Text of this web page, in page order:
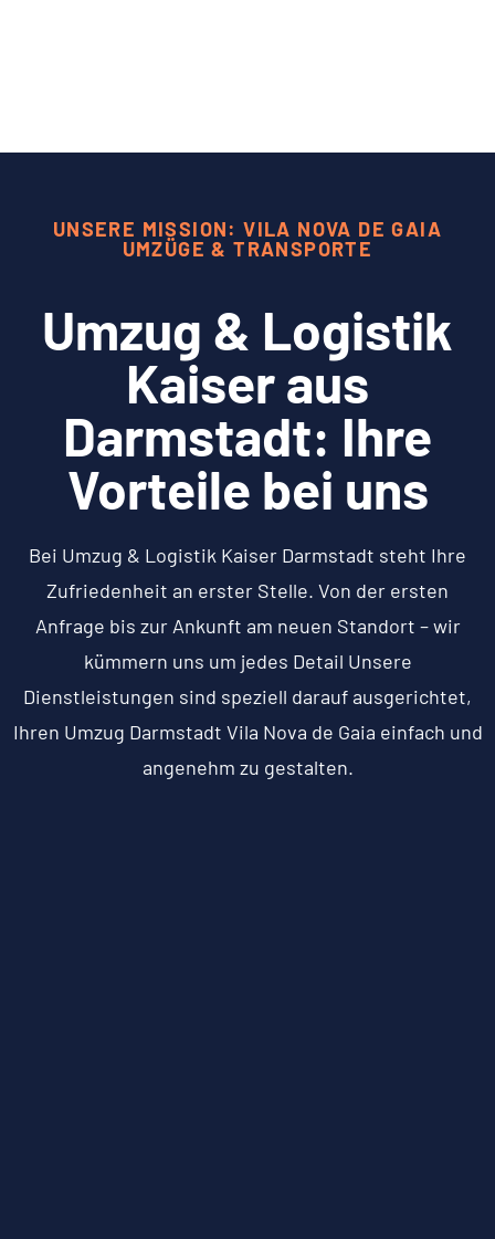
UNSERE MISSION: VILA NOVA DE GAIA
UMZÜGE & TRANSPORTE
Umzug & Logistik
Kaiser aus
Darmstadt: Ihre
Vorteile bei uns
Bei Umzug & Logistik Kaiser Darmstadt steht Ihre
Zufriedenheit an erster Stelle. Von der ersten
Anfrage bis zur Ankunft am neuen Standort – wir
kümmern uns um jedes Detail Unsere
Dienstleistungen sind speziell darauf ausgerichtet,
Ihren Umzug Darmstadt Vila Nova de Gaia einfach und
angenehm zu gestalten.